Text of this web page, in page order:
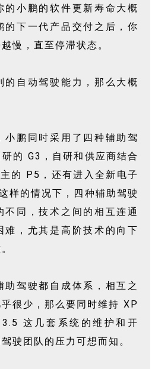
的小鹏的软件更新寿命大概
的下一代产品交付之后，你
慢，直至停滞状态。
的自动驾驶能力，那么大概
小鹏同时采用了四种辅助驾
的 G3，自研和供应商结合
的 P5，还有进入全新电子
样的情况下，四种辅助驾驶
不同，技术之间的相互连通
难，尤其是高阶技术的向下
助驾驶都自成体系，相互之
很少，那么要同时维持 XP
这几套系统的维护和开
驶团队的压力可想而知。